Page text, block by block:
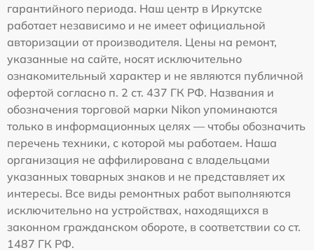
гарантийного периода. Наш центр в Иркутске
работает независимо и не имеет официальной
авторизации от производителя. Цены на ремонт,
указанные на сайте, носят исключительно
ознакомительный характер и не являются публичной
офертой согласно п. 2 ст. 437 ГК РФ. Названия и
обозначения торговой марки Nikon упоминаются
только в информационных целях — чтобы обозначить
перечень техники, с которой мы работаем. Наша
организация не аффилирована с владельцами
указанных товарных знаков и не представляет их
интересы. Все виды ремонтных работ выполняются
исключительно на устройствах, находящихся в
законном гражданском обороте, в соответствии со ст.
1487 ГК РФ.